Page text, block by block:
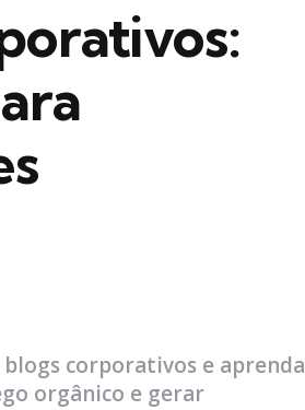
blogs corporativos e aprenda
orgânico e gerar